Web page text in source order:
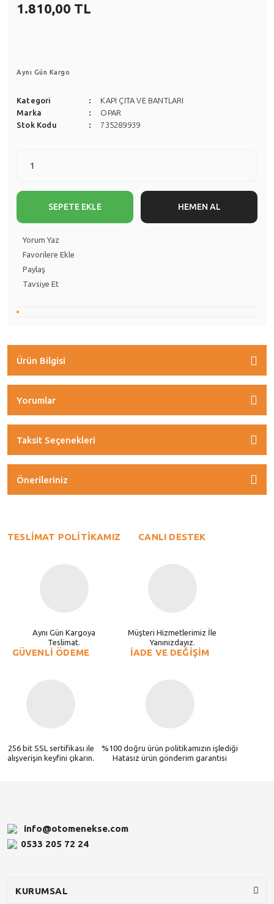
1.810,00 TL
Aynı Gün Kargo
Kategori
KAPI ÇITA VE BANTLARI
Marka
OPAR
Stok Kodu
735289939
SEPETE EKLE HEMEN AL
Yorum Yaz
Paylaş
Tavsiye Et
Ürün Bilgisi
Yorumlar
Taksit Seçenekleri
Önerileriniz
TESLİMAT POLİTİKAMIZ
Aynı Gün Kargoya
Teslimat.
CANLI DESTEK
Müşteri Hizmetlerimiz İle
Yanınızdayız.
GÜVENLİ ÖDEME
256 bit SSL sertifikası ile
alışverişin keyfini çıkarın.
İADE VE DEĞİŞİM
%100 doğru ürün politikamızın işlediği
Hatasız ürün gönderim garantisi
info@otomenekse.com
0533 205 72 24
KURUMSAL